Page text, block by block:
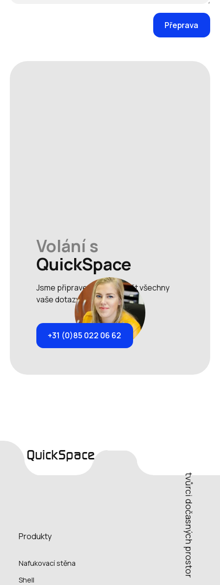
Volání s
QuickSpace
Jsme připraveni zodpovědět všechny
vaše dotazy.
+31 (0)85 022 06 62
QuickSpace
tvůrci dočasných prostor
Produkty
Nafukovací stěna
Shell